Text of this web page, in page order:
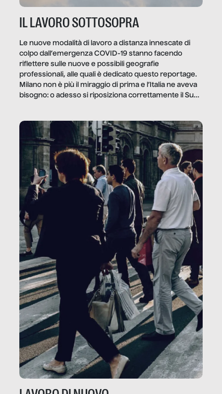
IL LAVORO SOTTOSOPRA
Le nuove modalità di lavoro a distanza innescate di
colpo dall’emergenza COVID-19 stanno facendo
riflettere sulle nuove e possibili geografie
professionali, alle quali è dedicato questo reportage.
Milano non è più il miraggio di prima e l’Italia ne aveva
bisogno: o adesso si riposiziona correttamente il Sud